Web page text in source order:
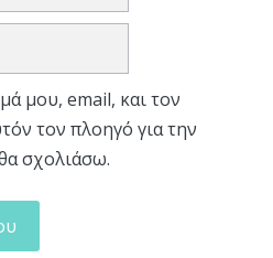
μου, email, και τον
τον πλοηγό για την
σχολιάσω.